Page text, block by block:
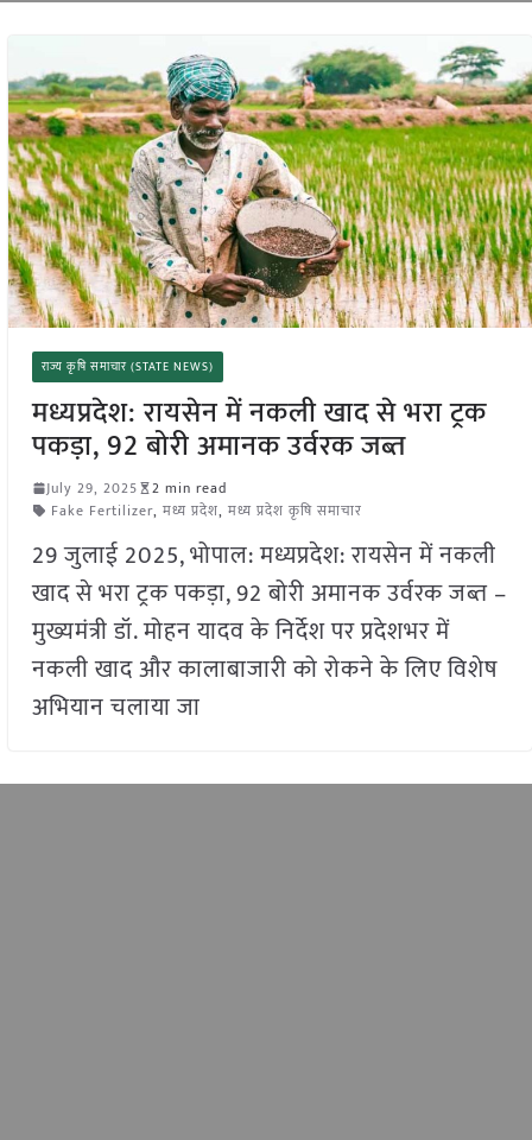
राज्य कृषि समाचार (STATE NEWS)
मध्यप्रदेश: रायसेन में नकली खाद से भरा ट्रक
पकड़ा, 92 बोरी अमानक उर्वरक जब्त
July 29, 2025
2 min read
Fake Fertilizer, मध्य प्रदेश, मध्य प्रदेश कृषि समाचार
29 जुलाई 2025, भोपाल: मध्यप्रदेश: रायसेन में नकली
खाद से भरा ट्रक पकड़ा, 92 बोरी अमानक उर्वरक जब्त –
मुख्यमंत्री डॉ. मोहन यादव के निर्देश पर प्रदेशभर में
नकली खाद और कालाबाजारी को रोकने के लिए विशेष
अभियान चलाया जा